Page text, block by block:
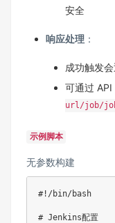
安全
响应处理 ：
成功触发
可通过 API
url/job/
示例脚本
无参数构建
#!/bin/bash
# Jenkins配置